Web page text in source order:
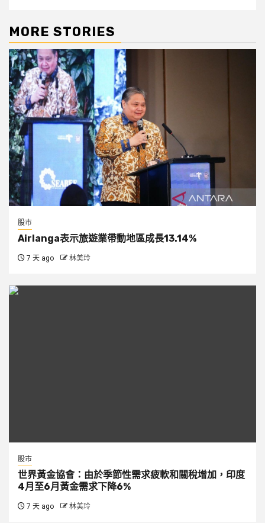
MORE STORIES
股市
Airlanga表示旅遊業帶動地區成長13.14%
7 天 ago 林美玲
股市
世界黃金協會：由於季節性需求疲軟和關稅增加，印度
4月至6月黃金需求下降6%
7 天 ago 林美玲